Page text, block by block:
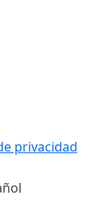
privacidad